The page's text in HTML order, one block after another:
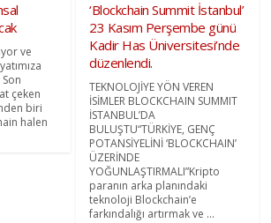
ve
çeken
biri
halen
‘Blockchain Summit İstanbul’
23 Kasım Perşembe günü
Kadir Has Üniversitesi’nde
düzenlendi.
TEKNOLOJİYE YÖN VEREN
İSİMLER BLOCKCHAIN SUMMIT
İSTANBUL’DA
BULUŞTU“TÜRKİYE, GENÇ
POTANSİYELİNİ ‘BLOCKCHAIN’
ÜZERİNDE
YOĞUNLAŞTIRMALI”Kripto
paranın arka planındaki
teknoloji Blockchain’e
farkındalığı artırmak ve ...